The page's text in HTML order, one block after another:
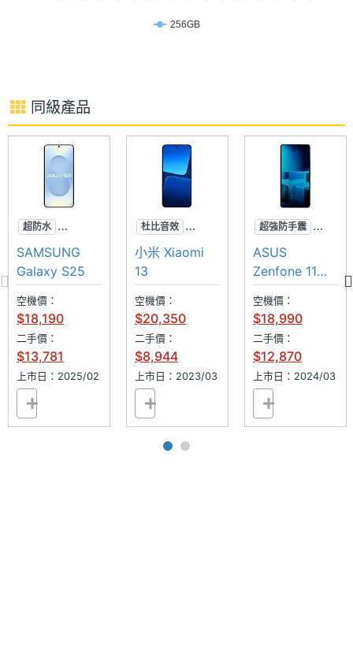
◎ 5G + 5G 雙卡雙待
◎ Android 16 作業系統、ColorOS 16 操作介面
◎ 6.59 吋 2,760 x 1,256pixels 解析度 AMOLED 螢
幕（120Hz 螢幕更新率）
◎ 聯發科天璣 9500 處理器
◎ 12GB RAM + 256GB ROM
◎ 前置 3,200 萬畫素鏡頭
◎ 後置 5,000 萬畫素主鏡頭 + 5,000 萬畫素超廣角鏡
頭 + 5,000 萬畫素潛望式長焦鏡頭 + 200 萬畫素原色
真彩鏡頭
◎ Wi-Fi 7、藍牙 6.0、NFC
◎ 螢幕指紋辨識、臉部辨識
◎ 支援 IP66 / IP68 / IP69 防塵防水等級
畫素
主相機
感光元
CMOS
主相機
光圈F
主相機
等效焦
距
主相機
LED補
光燈
主相機
Yes
256GB
同級產品
超防水
專業攝影
AI手機
SAMSUNG
Galaxy S25
空機價：
$18,190
二手價：
$13,781
上市日：2025/02
杜比音效
超防水
徠卡影像
小米 Xiaomi
13
空機價：
$20,350
二手價：
$8,944
上市日：2023/03
超強防手震
無線充電
AI手機
ASUS
Zenfone 11
Ultra 256GB
空機價：
$18,990
二手價：
$12,870
上市日：2024/03